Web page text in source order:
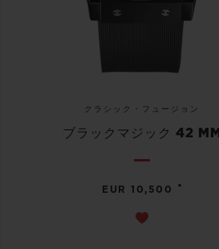
クラシック・フュージョン
ブラックマジック 42 MM
EUR 10,500 •